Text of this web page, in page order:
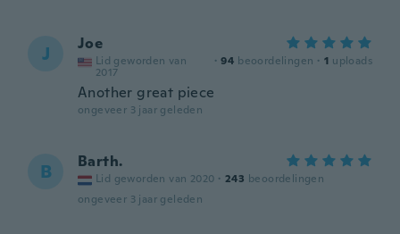
J Joe
Lid geworden van
2017
· 94 beoordelingen · 1 uploads
Another great piece
ongeveer 3 jaar geleden
B Barth.
Lid geworden van 2020 · 243 beoordelingen
ongeveer 3 jaar geleden